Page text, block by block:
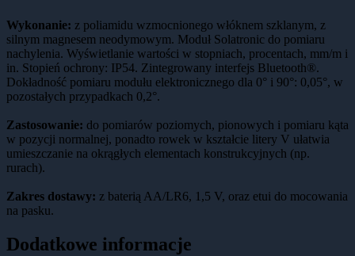
Wykonanie: z poliamidu wzmocnionego włóknem szklanym, z
silnym magnesem neodymowym. Moduł Solatronic do pomiaru
nachylenia. Wyświetlanie wartości w stopniach, procentach, mm/m i
in. Stopień ochrony: IP54. Zintegrowany interfejs Bluetooth®.
Dokładność pomiaru modułu elektronicznego dla 0° i 90°: 0,05°, w
pozostałych przypadkach 0,2°.
Zastosowanie: do pomiarów poziomych, pionowych i pomiaru kąta
w pozycji normalnej, ponadto rowek w kształcie litery V ułatwia
umieszczanie na okrągłych elementach konstrukcyjnych (np.
rurach).
Zakres dostawy: z baterią AA/LR6, 1,5 V, oraz etui do mocowania
na pasku.
Dodatkowe informacje